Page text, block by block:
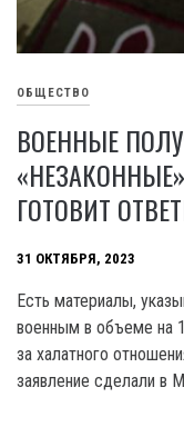
ОБЩЕСТВО
ВОЕННЫЕ
ГОТОВИТ
31 ОКТЯБРЯ, 2023
Есть материалы,
военным в объеме на
за халатного
заявление сделали в